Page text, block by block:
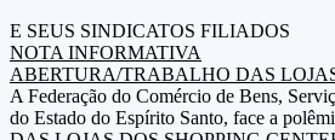
E SEUS SINDICATOS FILIADOS
NOTA INFORMATIVA
ABERTURA/TRABALHO DAS
A Federação do Comércio de Bens,
do Estado do Espírito Santo, face a